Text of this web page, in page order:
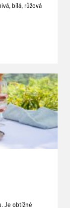
bílá, růžová
Je obtížné